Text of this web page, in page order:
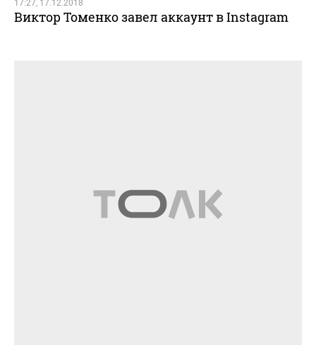
17:27, 17.12.2018
Виктор Томенко завел аккаунт в Instagram